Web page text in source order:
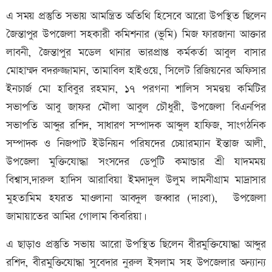
এ সময় প্রস্তুতি সভায় আমন্ত্রিত অতিথি হিসেবে আরো উপস্থিত ছিলেন
জৈন্তাপুর উপজেলা সহকারী কমিশনার (ভুমি) মিজ ফারজানা আক্তার
লাবনী, জৈন্তাপুর মডেল থানার ভারপ্রাপ্ত কর্মকর্তা আবুল বাসার
মোহাম্মদ বদরুজ্জামান, তামাবিল হাইওয়ে, সিলেট রিজিয়নের অফিসার
ইনচার্জ মো হাবিবুর রহমান, ১৭ পরগনা শালিস সমন্বয় কমিটির
সভাপতি আবু জাফর মৌলা আবুল চৌধুরী, উপজেলা বিএনপির
সভাপতি আব্দুর রশিদ, সাধারণ সম্পাদক আব্দুল হাফিজ, সাংগঠনিক
সম্পাদক ও নিজপাট ইউনিয়ন পরিষদের চেয়ারম্যান ইন্তাজ আলী,
উপজেলা মুক্তিযোদ্ধা সংসদের ডেপুটি কমান্ডার শ্রী যাদমময়
বিশ্বাস,দারুল হাদিস আরাবিয়া ইমদাদুল উলুম লামনীগ্রাম মাদ্রাসার
মুহতামিম হযরত মাওলানা আবদুল জব্বার (দাঃবা), উপজেলা
জামায়াতের আমির গোলাম কিবরিয়া।
এ ছাড়াও প্রস্তুতি সভায় আরো উপস্থিত ছিলেন বীরমুক্তিযোদ্ধা আব্দুর
রশিদ, বীরমুক্তিযোদ্ধা সুবেদার নুরুল ইসলাম সহ উপজেলার অন্যান্য